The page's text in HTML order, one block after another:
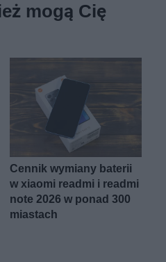
mogą Cię
Cennik wymiany baterii
w xiaomi readmi i readmi
note 2026 w ponad 300
miastach